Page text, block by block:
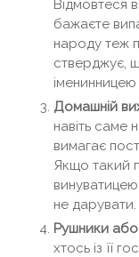
Відмовтеся
бажаєте
народу теж
стверджує,
Домашній
навіть саме
вимагає
Якщо такий
не дарувати.
Рушники або
хтось із її